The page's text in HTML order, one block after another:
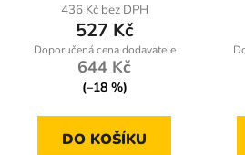
436 Kč bez DPH
527 Kč
644 Kč
(–18 %)
DO KOŠÍKU